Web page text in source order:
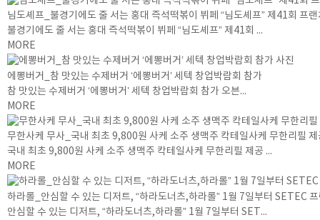
님도셰프_불경기에도 줄 서는 홍대 즉석떡볶이 뷔페 “님도셰프” 제41회 프
불경기에도 줄 서는 홍대 즉석떡볶이 뷔페 “님도셰프” 제41회 ...
MORE
에뽕버거_참 맛있는 수제버거 ‘에뽕버거’ 세텍 창업박람회 참가
참 맛있는 수제버거 ‘에뽕버거’ 세텍 창업박람회 참가 오븐...
MORE
무한사케 무사_국내 최초 9,800원 사케 소주 생맥주 칵테일사케 무한리필 제
국내 최초 9,800원 사케 소주 생맥주 칵테일사케 무한리필 제공 ...
MORE
하라롤_안심할 수 있는 디저트, “하라도너츠,하라롤” 1월 7일부터 SETEC
안심할 수 있는 디저트, “하라도너츠,하라롤” 1월 7일부터 SET...